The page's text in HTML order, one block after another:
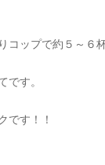
ップで約５～６
です。
です！！